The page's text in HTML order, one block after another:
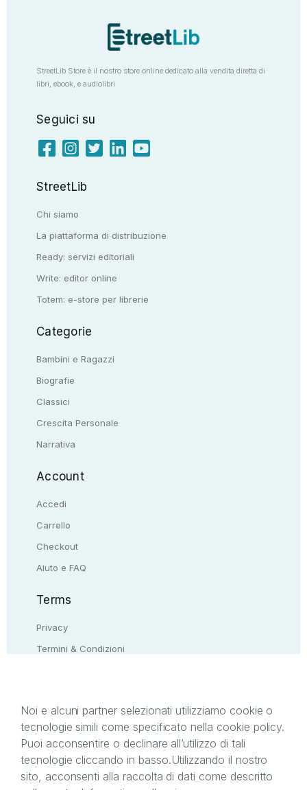
StreetLib Store è il nostro store online dedicato alla vendita diretta di
libri, ebook, e audiolibri
Seguici su
StreetLib
Chi siamo
La piattaforma di distribuzione
Ready: servizi editoriali
Write: editor online
Totem: e-store per librerie
Categorie
Bambini e Ragazzi
Biografie
Classici
Crescita Personale
Narrativa
Account
Accedi
Carrello
Checkout
Aiuto e FAQ
Terms
Privacy
Termini & Condizioni
Il presente sito web è di proprietà di StreetLib S.r.l.
titolare di tutti i diritti di proprietà intellettuale
afferenti ai marchi, loghi e segni distintivi presenti
Noi e alcuni partner selezionati utilizziamo cookie o
tecnologie simili come specificato nella cookie policy.
Puoi acconsentire o declinare all’utilizzo di tali
tecnologie cliccando in basso.Utilizzando il nostro
sito, acconsenti alla raccolta di dati come descritto